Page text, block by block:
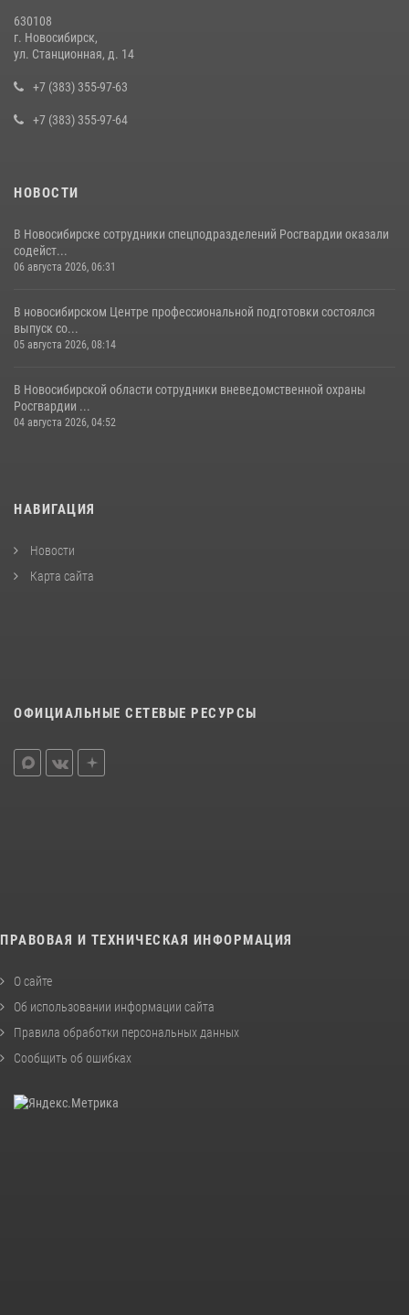
630108
г. Новосибирск,
ул. Станционная, д. 14
+7 (383) 355-97-63
+7 (383) 355-97-64
НОВОСТИ
В Новосибирске сотрудники спецподразделений Росгвардии оказали
содейст...
06 августа 2026, 06:31
В новосибирском Центре профессиональной подготовки состоялся
выпуск со...
05 августа 2026, 08:14
В Новосибирской области сотрудники вневедомственной охраны
Росгвардии ...
04 августа 2026, 04:52
НАВИГАЦИЯ
Новости
Карта сайта
ОФИЦИАЛЬНЫЕ СЕТЕВЫЕ РЕСУРСЫ
ПРАВОВАЯ И ТЕХНИЧЕСКАЯ ИНФОРМАЦИЯ
О сайте
Об использовании информации сайта
Правила обработки персональных данных
Сообщить об ошибках